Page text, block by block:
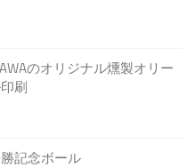
のオリジナル燻製オリー
刷
記念ボール